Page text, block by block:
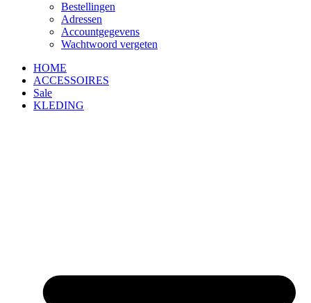
Bestellingen
Adressen
Accountgegevens
Wachtwoord vergeten
HOME
ACCESSOIRES
Sale
KLEDING